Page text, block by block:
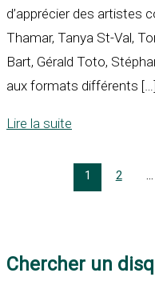
d’apprécier des artistes
Thamar, Tanya St-Val,
Bart, Gérald Toto,
aux formats différents […]
Lire la suite
1 2 …
Chercher un